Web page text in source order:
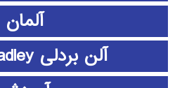
آلمان
آلن بردلی Allen bradley